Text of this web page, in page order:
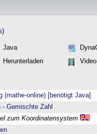
Java
Herunterladen Video
(mathe-online) [benötigt Java]
- Gemischte Zahl
zum Koordinatensystem